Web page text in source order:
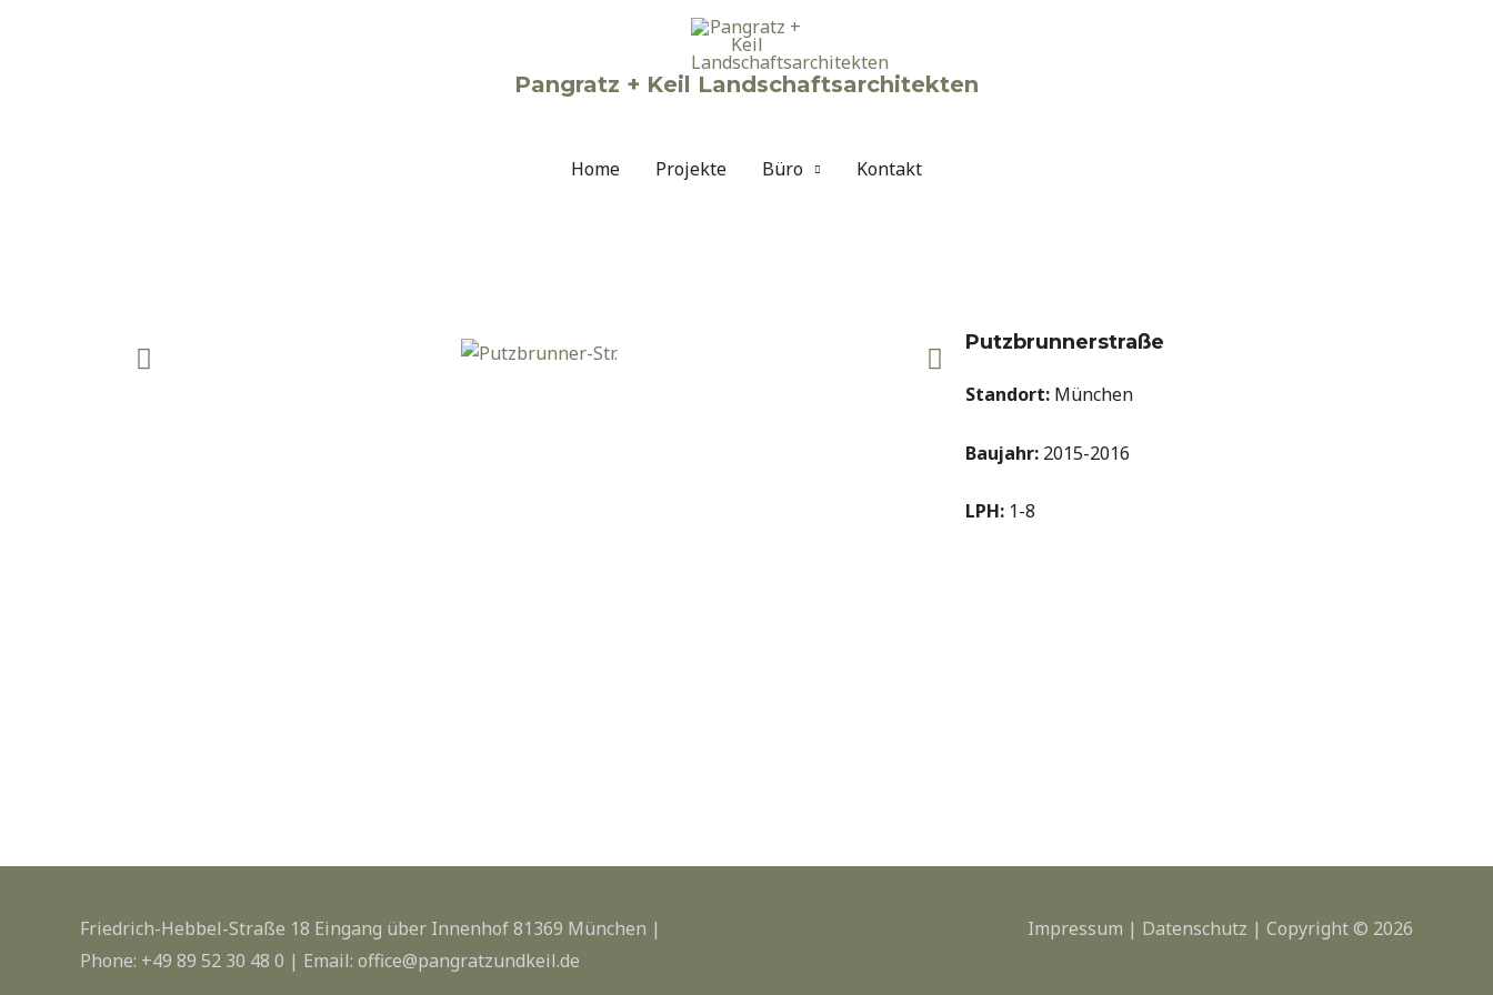
Pangratz + Keil Landschaftsarchitekten
Home Projekte Büro Kontakt
Putzbrunnerstraße
Standort:München
Baujahr:2015-2016
LPH:1-8
Friedrich-Hebbel-Straße 18 Eingang über Innenhof 81369 München |
Phone: +49 89 52 30 48 0 | Email: office@pangratzundkeil.de
Impressum | Datenschutz | Copyright © 2026